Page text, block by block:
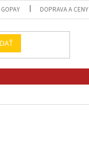
DOPRAVA A CENY